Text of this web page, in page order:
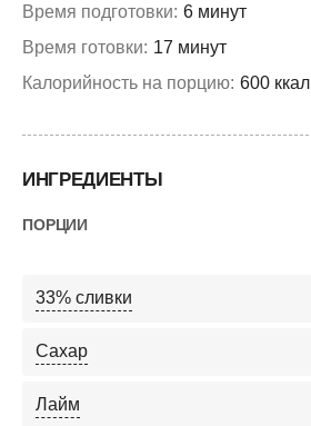
Время подготовки: 6 минут
Время готовки: 17 минут
Калорийность на порцию: 600 ккал
ИНГРЕДИЕНТЫ
ПОРЦИИ
33% сливки
Сахар
Лайм